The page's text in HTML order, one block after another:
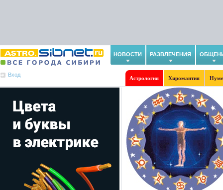
НОВОСТИ РАЗВЛЕЧЕНИЯ
Вход
Астрология Хиромантия